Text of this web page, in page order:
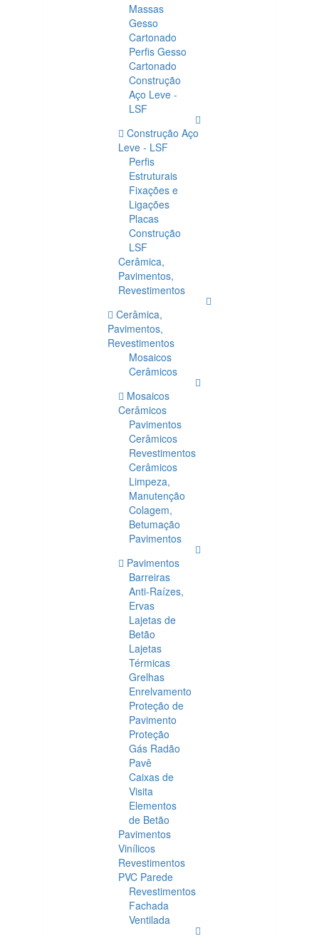
Massas
Gesso
Cartonado
Perfis Gesso
Cartonado
Construção
Aço Leve -
LSF
Construção Aço
Leve - LSF
Perfis
Estruturais
Fixações e
Ligações
Placas
Construção
LSF
Cerâmica,
Pavimentos,
Revestimentos
Cerâmica,
Pavimentos,
Revestimentos
Mosaicos
Cerâmicos
Mosaicos
Cerâmicos
Pavimentos
Cerâmicos
Revestimentos
Cerâmicos
Limpeza,
Manutenção
Colagem,
Betumação
Pavimentos
Pavimentos
Barreiras
Anti-Raízes,
Ervas
Lajetas de
Betão
Lajetas
Térmicas
Grelhas
Enrelvamento
Proteção de
Pavimento
Proteção
Gás Radão
Pavê
Caixas de
Visita
Elementos
de Betão
Pavimentos
Vinílicos
Revestimentos
PVC Parede
Revestimentos
Fachada
Ventilada